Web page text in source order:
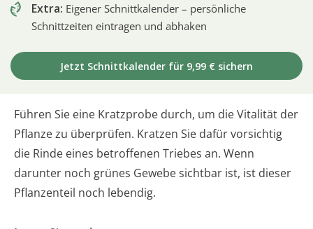
Extra: Eigener Schnittkalender – persönliche
Schnittzeiten eintragen und abhaken
Jetzt Schnittkalender für 9,99 € sichern
Führen Sie eine Kratzprobe durch, um die Vitalität der
Pflanze zu überprüfen. Kratzen Sie dafür vorsichtig
die Rinde eines betroffenen Triebes an. Wenn
darunter noch grünes Gewebe sichtbar ist, ist dieser
Pflanzenteil noch lebendig.